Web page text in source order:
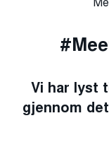
Vi har lyst
gjennom